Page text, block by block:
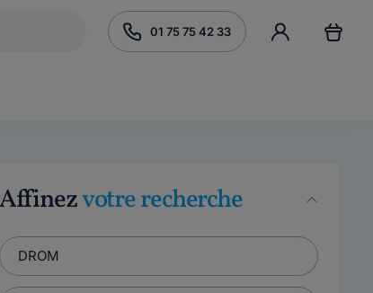
01 75 75 42 33
Affinezvotre recherche